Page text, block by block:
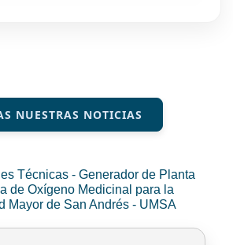
NUESTRAS NOTICIAS
Técnicas - Generador de Planta
de Oxígeno Medicinal para la
Mayor de San Andrés - UMSA